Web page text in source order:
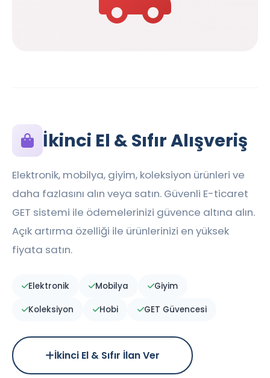
İkinci El & Sıfır Alışveriş
Elektronik, mobilya, giyim, koleksiyon ürünleri ve
daha fazlasını alın veya satın. Güvenli E-ticaret
GET sistemi ile ödemelerinizi güvence altına alın.
Açık artırma özelliği ile ürünlerinizi en yüksek
fiyata satın.
Elektronik Mobilya Giyim
Koleksiyon Hobi GET Güvencesi
İkinci El & Sıfır İlan Ver